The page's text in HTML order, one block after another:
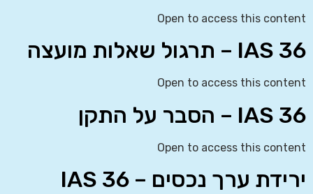
Open to access this content
IAS 36 – תרגול שאלות מועצה
Open to access this content
IAS 36 – הסבר על התקן
Open to access this content
ירידת ערך נכסים – IAS 36